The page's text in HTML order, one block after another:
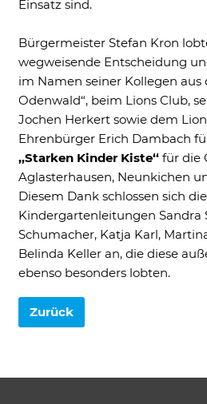
Einsatz sind.
Bürgermeister Stefan Kron
wegweisende Entscheidung
im Namen seiner Kollegen aus
Odenwald“, beim Lions Club,
Jochen Herkert sowie dem
Ehrenbürger Erich Dambach
,,Starken Kinder Kiste‘‘für die
Aglasterhausen, Neunkichen
Diesem Dank schlossen sich die
Kindergartenleitungen Sandra
Schumacher, Katja Karl,
Belinda Keller an, die diese
ebenso besonders lobten.
Zurück